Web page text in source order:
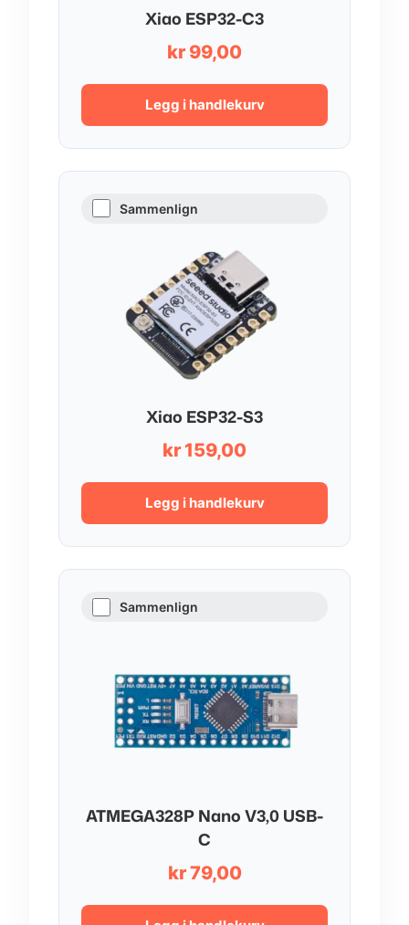
Xiao ESP32-C3
kr 99,00
Legg i handlekurv
Sammenlign
Xiao ESP32-S3
kr 159,00
Legg i handlekurv
Sammenlign
ATMEGA328P Nano V3,0 USB-
C
kr79,00